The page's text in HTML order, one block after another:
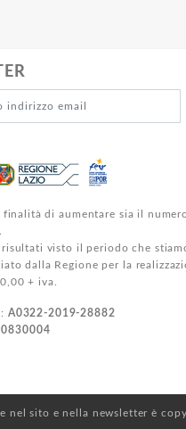
finalità di aumentare sia il
visto il periodo che
dalla Regione per la
+ iva.
A0322-2019-28882
nel sito e nella newsletter è